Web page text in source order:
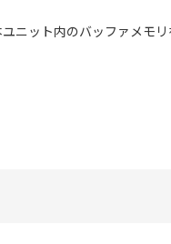
ニット内のバッファメモ